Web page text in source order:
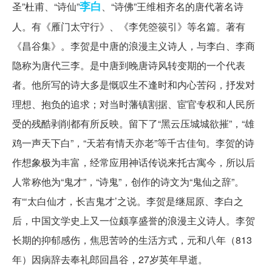
圣”杜甫、“诗仙”李白、“诗佛”王维相齐名的唐代著名诗
人。有《雁门太守行》、《李凭箜篌引》等名篇。著有
《昌谷集》。李贺是中唐的浪漫主义诗人，与李白、李商
隐称为唐代三李。是中唐到晚唐诗风转变期的一个代表
者。他所写的诗大多是慨叹生不逢时和内心苦闷，抒发对
理想、抱负的追求；对当时藩镇割据、宦官专权和人民所
受的残酷剥削都有所反映。留下了“黑云压城城欲摧”，“雄
鸡一声天下白”，“天若有情天亦老”等千古佳句。李贺的诗
作想象极为丰富，经常应用神话传说来托古寓今，所以后
人常称他为“鬼才”，“诗鬼”，创作的诗文为“鬼仙之辞”。
有“‘太白仙才，长吉鬼才’之说。李贺是继屈原、李白之
后，中国文学史上又一位颇享盛誉的浪漫主义诗人。李贺
长期的抑郁感伤，焦思苦吟的生活方式，元和八年（813
年）因病辞去奉礼郎回昌谷，27岁英年早逝。